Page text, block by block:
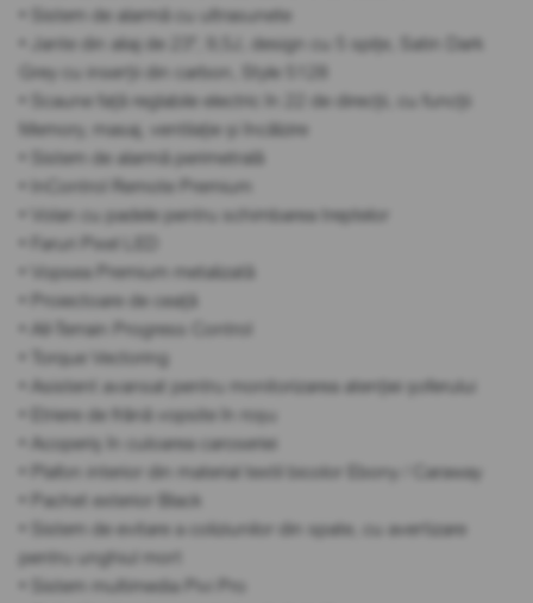
• Sistem de alarmă cu ultrasunete
• Jante din aliaj de 23", 9,5J, design cu 5 spițe, Satin Dark
Grey cu inserții din carbon, Style 5128
• Scaune față reglabile electric în 22 de direcții, cu funcții
Memory, masaj, ventilație și încălzire
• Sistem de alarmă perimetrală
• InControl Remote Premium
• Volan cu padele pentru schimbarea treptelor
• Faruri Pixel LED
• Vopsea Premium metalizată
• Proiectoare de ceață
• All-Terrain Progress Control
• Torque Vectoring
• Asistent avansat pentru monitorizarea atenției șoferului
• Etriere de frână vopsite în roșu
• Acoperiș în culoarea caroseriei
• Plafon interior din material textil bicolor Ebony / Caraway
• Pachet exterior Black
• Sistem de evitare a coliziunilor din spate, cu avertizare
pentru unghiul mort
• Sistem multimedia Pivi Pro